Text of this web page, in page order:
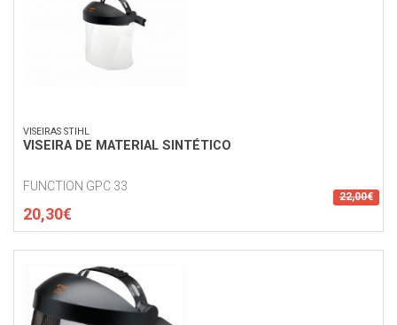
VISEIRAS STIHL
VISEIRA DE MATERIAL SINTÉTICO
FUNCTION GPC 33
22,00€
20,30€